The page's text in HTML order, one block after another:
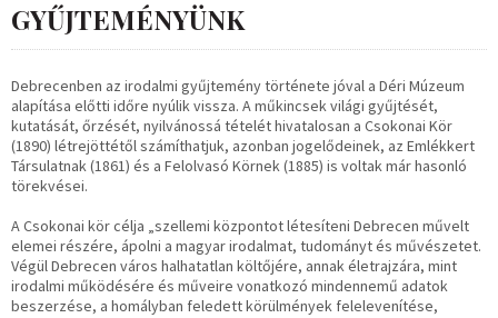
GYŰJTEMÉNYÜNK
Debrecenben az irodalmi gyűjtemény története jóval a Déri Múzeum
alapítása előtti időre nyúlik vissza. A műkincsek világi gyűjtését,
kutatását, őrzését, nyilvánossá tételét hivatalosan a Csokonai Kör
(1890) létrejöttétől számíthatjuk, azonban jogelődeinek, az Emlékkert
Társulatnak (1861) és a Felolvasó Körnek (1885) is voltak már hasonló
törekvései.
A Csokonai kör célja „szellemi központot létesíteni Debrecen művelt
elemei részére, ápolni a magyar irodalmat, tudományt és művészetet.
Végül Debrecen város halhatatlan költőjére, annak életrajzára, mint
irodalmi működésére és műveire vonatkozó mindennemű adatok
beszerzése, a homályban feledett körülmények felelevenítése,